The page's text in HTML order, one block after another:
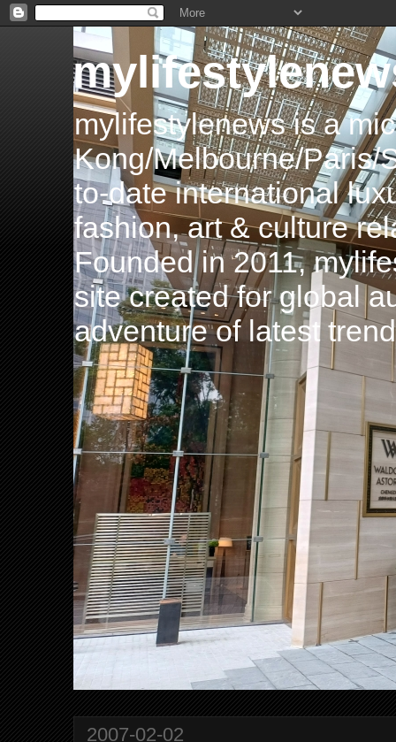
mylifestylenews is a
Kong/Melbourne/Paris/
to-date international
fashion, art & culture
Founded in 2011,
site created for global
adventure of latest
2007-02-02